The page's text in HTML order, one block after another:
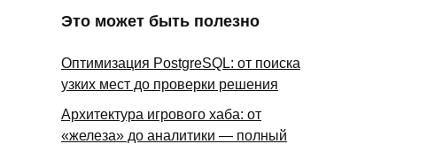
Это может быть полезно
Оптимизация PostgreSQL: от поиска
узких мест до проверки решения
Архитектура игрового хаба: от
«железа» до аналитики — полный